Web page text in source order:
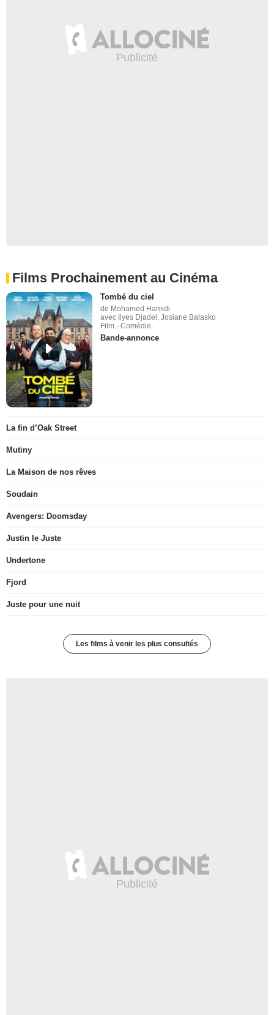
Films Prochainement au Cinéma
Tombé du ciel
de Mohamed Hamidi
avec Ilyes Djadel, Josiane Balasko
Film - Comédie
Bande-annonce
La fin d’Oak Street
Mutiny
La Maison de nos rêves
Soudain
Avengers: Doomsday
Justin le Juste
Undertone
Fjord
Juste pour une nuit
Les films à venir les plus consultés